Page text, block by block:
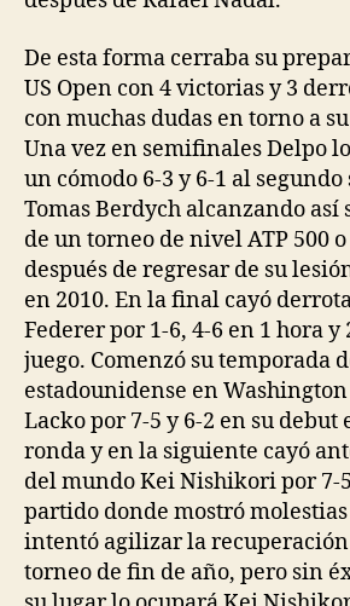
De esta forma cerraba su
US Open con 4 victorias y 3
con muchas dudas en torno a
Una vez en semifinales Delpo
un cómodo 6-3 y 6-1 al
Tomas Berdych alcanzando
de un torneo de nivel ATP 500
después de regresar de su
en 2010. En la final cayó
Federer por 1-6, 4-6 en 1 hora y
juego. Comenzó su temporada
estadounidense en
Lacko por 7-5 y 6-2 en su debut
ronda y en la siguiente cayó
del mundo Kei Nishikori por 7-
partido donde mostró molestias
intentó agilizar la
torneo de fin de año, pero sin